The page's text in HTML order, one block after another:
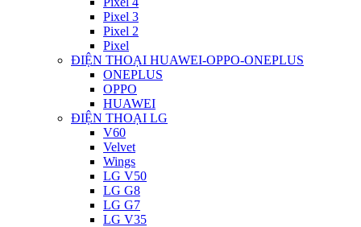
Pixel 3
Pixel 2
Pixel
ĐIỆN THOẠI HUAWEI-OPPO-ONEPLUS
ONEPLUS
OPPO
HUAWEI
ĐIỆN THOẠI LG
V60
Velvet
Wings
LG V50
LG G8
LG G7
LG V35